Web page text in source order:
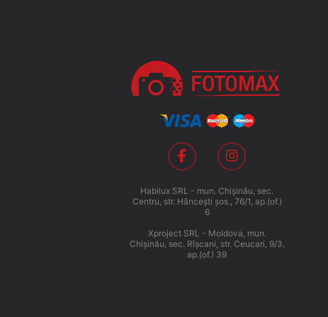
Habilux SRL - mun. Chişinău, sec.
Centru, str. Hânceşti şos., 76/1, ap.(of.)
6
Xproject SRL - Moldova, mun.
Chişinău, sec. Rîşcani, str. Ceucari, 9/3,
ap.(of.) 39